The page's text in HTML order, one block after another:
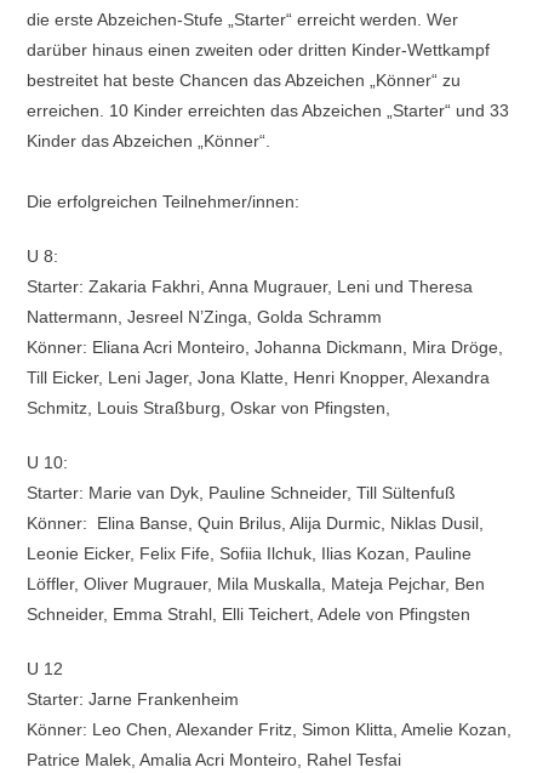
die erste Abzeichen-Stufe „Starter“ erreicht werden. Wer
darüber hinaus einen zweiten oder dritten Kinder-Wettkampf
bestreitet hat beste Chancen das Abzeichen „Könner“ zu
erreichen. 10 Kinder erreichten das Abzeichen „Starter“ und 33
Kinder das Abzeichen „Könner“.
Die erfolgreichen Teilnehmer/innen:
U 8:
Starter: Zakaria Fakhri, Anna Mugrauer, Leni und Theresa
Nattermann, Jesreel N’Zinga, Golda Schramm
Könner: Eliana Acri Monteiro, Johanna Dickmann, Mira Dröge,
Till Eicker, Leni Jager, Jona Klatte, Henri Knopper, Alexandra
Schmitz, Louis Straßburg, Oskar von Pfingsten,
U 10:
Starter: Marie van Dyk, Pauline Schneider, Till Sültenfuß
Könner: Elina Banse, Quin Brilus, Alija Durmic, Niklas Dusil,
Leonie Eicker, Felix Fife, Sofiia Ilchuk, Ilias Kozan, Pauline
Löffler, Oliver Mugrauer, Mila Muskalla, Mateja Pejchar, Ben
Schneider, Emma Strahl, Elli Teichert, Adele von Pfingsten
U 12
Starter: Jarne Frankenheim
Könner: Leo Chen, Alexander Fritz, Simon Klitta, Amelie Kozan,
Patrice Malek, Amalia Acri Monteiro, Rahel Tesfai